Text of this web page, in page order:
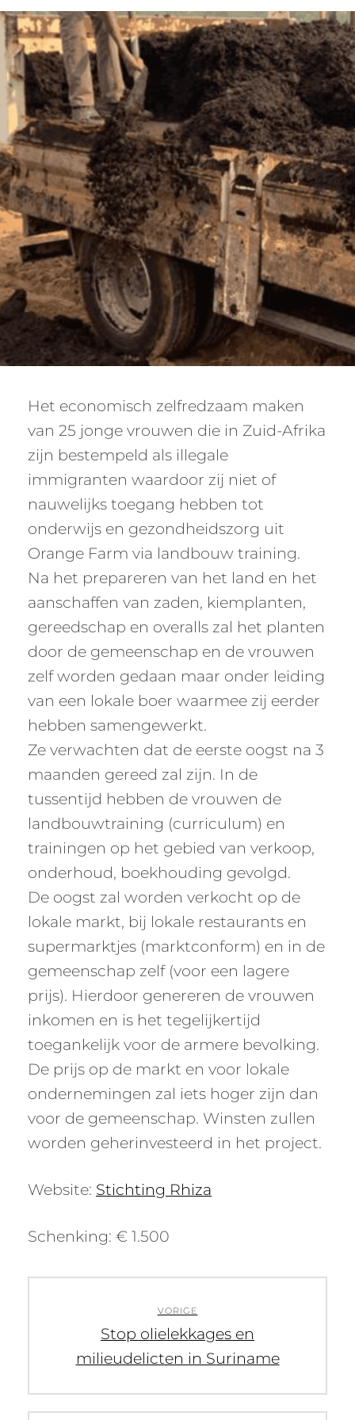
Het economisch zelfredzaam maken
van 25 jonge vrouwen die in Zuid-Afrika
zijn bestempeld als illegale
immigranten waardoor zij niet of
nauwelijks toegang hebben tot
onderwijs en gezondheidszorg uit
Orange Farm via landbouw training.
Na het prepareren van het land en het
aanschaffen van zaden, kiemplanten,
gereedschap en overalls zal het planten
door de gemeenschap en de vrouwen
zelf worden gedaan maar onder leiding
van een lokale boer waarmee zij eerder
hebben samengewerkt.
Ze verwachten dat de eerste oogst na 3
maanden gereed zal zijn. In de
tussentijd hebben de vrouwen de
landbouwtraining (curriculum) en
trainingen op het gebied van verkoop,
onderhoud, boekhouding gevolgd.
De oogst zal worden verkocht op de
lokale markt, bij lokale restaurants en
supermarktjes (marktconform) en in de
gemeenschap zelf (voor een lagere
prijs). Hierdoor genereren de vrouwen
inkomen en is het tegelijkertijd
toegankelijk voor de armere bevolking.
De prijs op de markt en voor lokale
ondernemingen zal iets hoger zijn dan
voor de gemeenschap. Winsten zullen
worden geherinvesteerd in het project.
Website: Stichting Rhiza
Schenking: € 1.500
VORIGE
Vorig
bericht:
Stop olielekkages en
milieudelicten in Suriname